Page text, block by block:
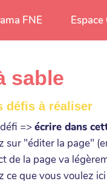
FNE
sable
défis à réaliser
=> écrire dans
sur "éditer la page"
de la page va
ce que vous voulez